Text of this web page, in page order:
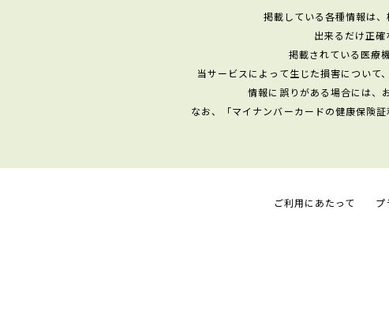
掲載している各種情報は
出来るだけ正
掲載されている医療
当サービスによって生じた損害について
情報に誤りがある場合には、
なお、「マイナンバーカードの健康保険
ご利用にあたって プ